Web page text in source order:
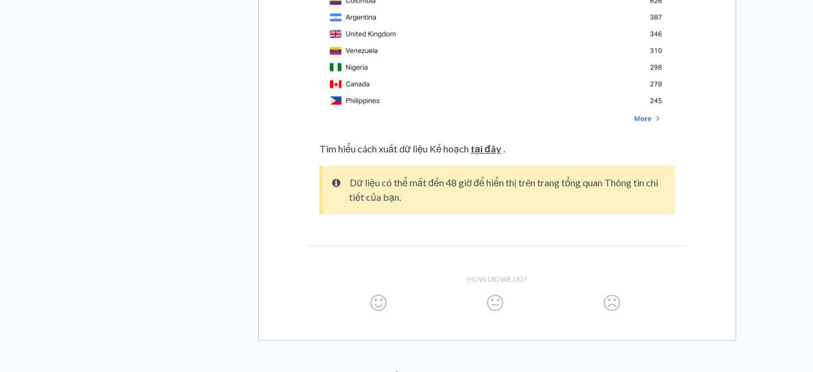
Tìm hiểu cách xuất dữ liệu Kế hoạch tại đây.
Dữ liệu có thể mất đến 48 giờ để hiển thị trên trang tổng quan Thông tin chi
tiết của bạn.
HOW DID WE DO?